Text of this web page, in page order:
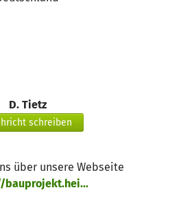
D. Tietz
schreiben
über unsere Webseite
bauprojekt.hei...